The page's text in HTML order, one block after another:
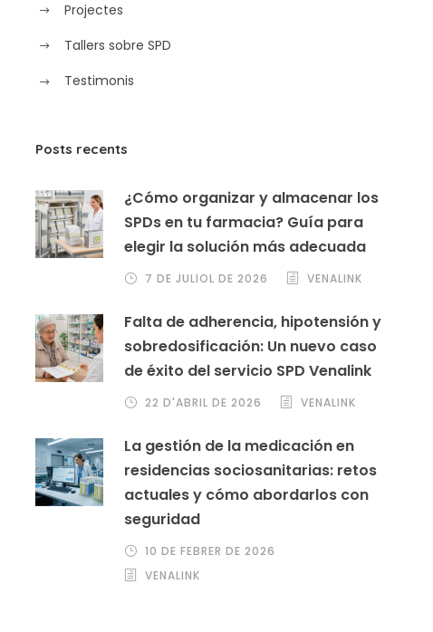
Projectes
Tallers sobre SPD
Testimonis
Posts recents
¿Cómo organizar y almacenar los
SPDs en tu farmacia? Guía para
elegir la solución más adecuada
7 DE JULIOL DE 2026 VENALINK
Falta de adherencia, hipotensión y
sobredosificación: Un nuevo caso
de éxito del servicio SPD Venalink
22 D'ABRIL DE 2026 VENALINK
La gestión de la medicación en
residencias sociosanitarias: retos
actuales y cómo abordarlos con
seguridad
10 DE FEBRER DE 2026
VENALINK